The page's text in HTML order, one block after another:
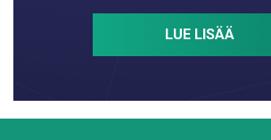
LUE LISÄÄ